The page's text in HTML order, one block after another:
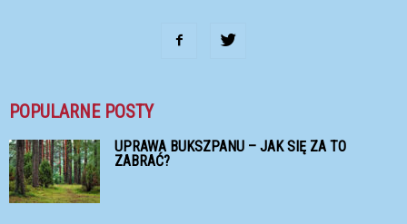
POPULARNE POSTY
UPRAWA BUKSZPANU – JAK SIĘ ZA TO
ZABRAĆ?